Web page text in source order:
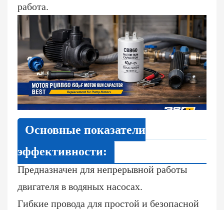
работа.
Основные показатели
эффективности:
Предназначен для непрерывной работы
двигателя в водяных насосах.
Гибкие провода для простой и безопасной